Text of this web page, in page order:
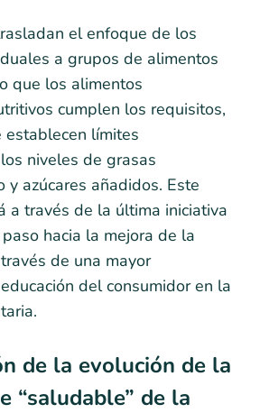
el enfoque de los
a grupos de alimentos
que los alimentos
cumplen los requisitos,
establecen límites
niveles de grasas
y azúcares añadidos. Este
a través de la última iniciativa
hacia la mejora de la
de una mayor
del consumidor en la
de la evolución de la
“saludable” de la